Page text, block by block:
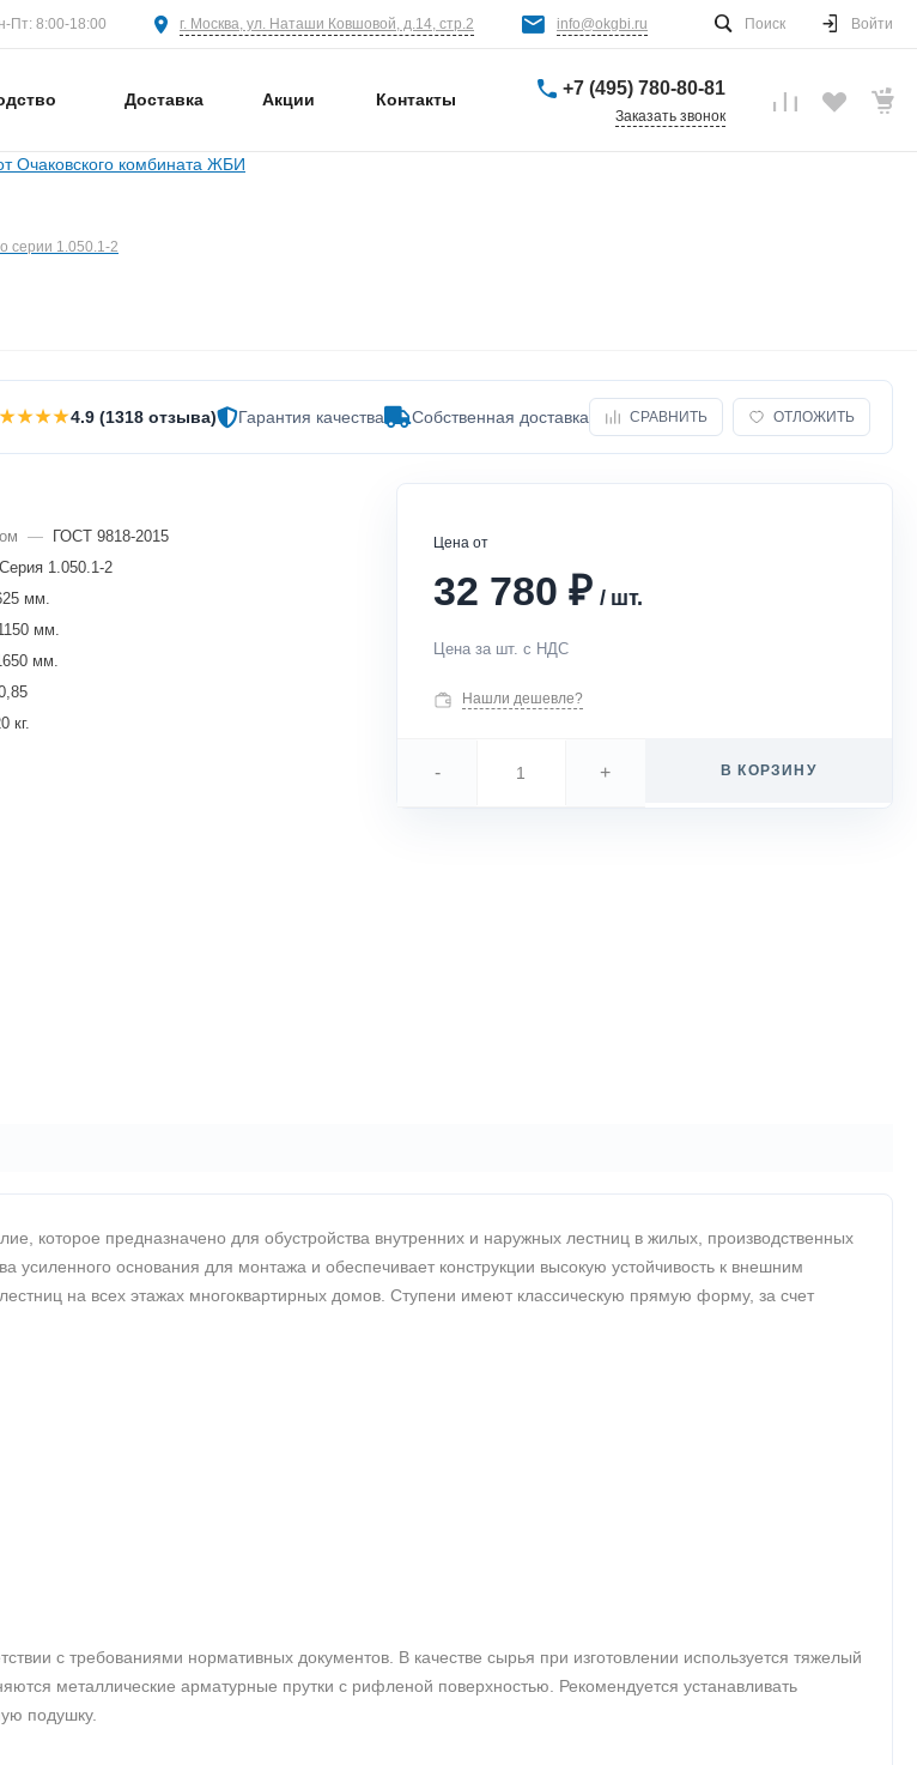
Пт: 8:00-18:00 г. Москва, ул. Наташи Ковшовой, д.14, стр.2 info@okgbi.ru Поиск Войти
Доставка Акции Контакты
+7 (495) 780-80-81
Заказать звонок
1.050.1-2
4.9 (1318 отзыва) Гарантия качества Собственная доставка СРАВНИТЬ ОТЛОЖИТЬ
—
ГОСТ 9818-2015
Серия 1.050.1-2
мм.
мм.
мм.
кг.
Цена от
32 780₽ / шт.
Цена за шт. с НДС
Нашли дешевле?
- + В КОРЗИНУ
которое предназначено для обустройства внутренних и наружных лестниц в жилых, производственных
усиленного основания для монтажа и обеспечивает конструкции высокую устойчивость к внешним
на всех этажах многоквартирных домов. Ступени имеют классическую прямую форму, за счет
с требованиями нормативных документов. В качестве сырья при изготовлении используется тяжелый
металлические арматурные прутки с рифленой поверхностью. Рекомендуется устанавливать
подушку.